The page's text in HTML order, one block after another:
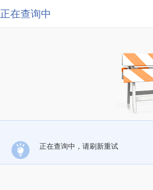
正在查询中
正在查询中，请刷新重试